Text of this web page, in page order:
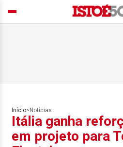
Início> Notícias
Itália ganha
em projeto para